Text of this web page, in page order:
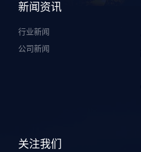
新闻资讯
行业新闻
公司新闻
关注我们